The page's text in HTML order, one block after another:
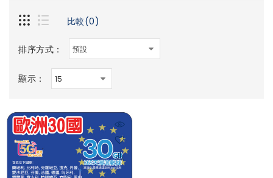
比較(0)
排序方式：
顯示：